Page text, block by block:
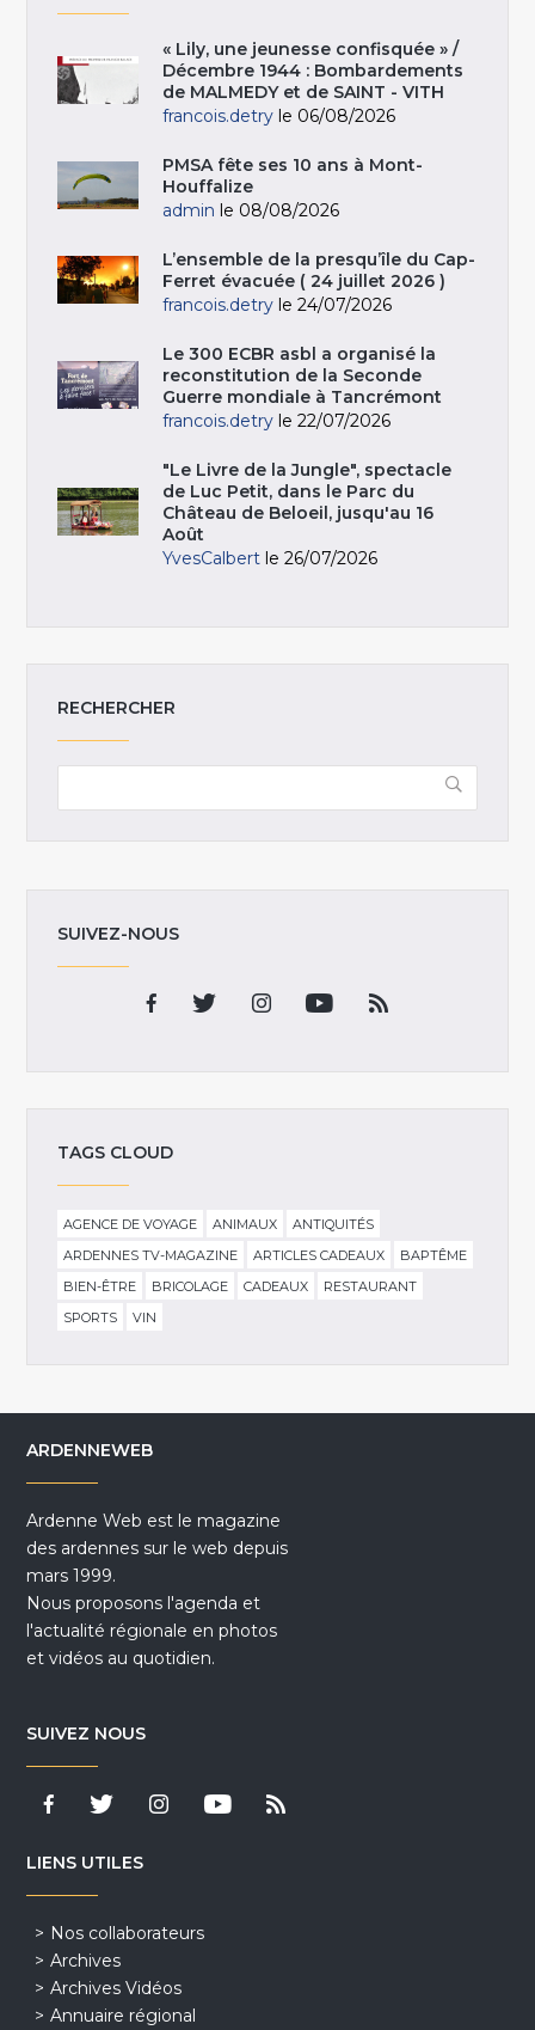
« Lily, une jeunesse confisquée » /
Décembre 1944 : Bombardements
de MALMEDY et de SAINT - VITH
francois.detry le 06/08/2026
PMSA fête ses 10 ans à Mont-
Houffalize
admin le 08/08/2026
L’ensemble de la presqu’île du Cap-
Ferret évacuée ( 24 juillet 2026 )
francois.detry le 24/07/2026
Le 300 ECBR asbl a organisé la
reconstitution de la Seconde
Guerre mondiale à Tancrémont
francois.detry le 22/07/2026
"Le Livre de la Jungle", spectacle
de Luc Petit, dans le Parc du
Château de Beloeil, jusqu'au 16
Août
YvesCalbert le 26/07/2026
RECHERCHER
SUIVEZ-NOUS
TAGS CLOUD
AGENCE DE VOYAGE ANIMAUX
ANTIQUITÉS
ARDENNES TV-MAGAZINE
ARTICLES CADEAUX
BAPTÊME
BIEN-ÊTRE
BRICOLAGE CADEAUX
RESTAURANT
SPORTS
VIN
ARDENNEWEB
Ardenne Web est le magazine
des ardennes sur le web depuis
mars 1999.
Nous proposons l'agenda et
l'actualité régionale en photos
et vidéos au quotidien.
SUIVEZ NOUS
LIENS UTILES
Nos collaborateurs
Archives
Archives Vidéos
Annuaire régional